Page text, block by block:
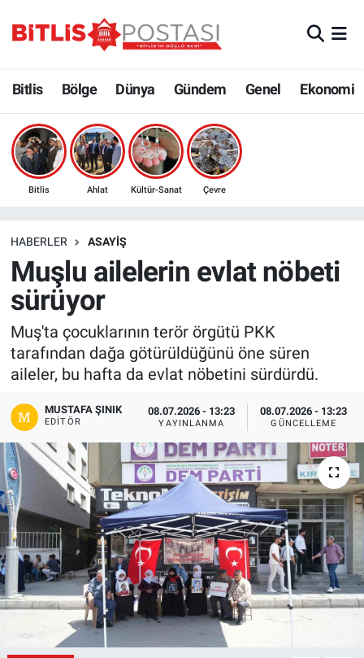
Bitlis Bölge Dünya Gündem Genel Ekonomi
Bitlis Ahlat Kültür-Sanat Çevre
HABERLER ASAYIŞ
Muşlu ailelerin evlat nöbeti
sürüyor
Muş'ta çocuklarının terör örgütü PKK
tarafından dağa götürüldüğünü öne süren
aileler, bu hafta da evlat nöbetini sürdürdü.
MUSTAFA ŞINIK
EDITÖR
08.07.2026 - 13:23
YAYINLANMA
08.07.2026 - 13:23
GÜNCELLEME
Bölge
Çevre
Eğitim
Ekonomi
Genel
Magazin
Politika
Resmi İlanlar
Sağlık
Siyaset
Bitlis Trafik Yoğunluk Haritası
Süper Lig Puan Durumu ve Fikstür
Son Dakika Haberleri
Haber Arşivi